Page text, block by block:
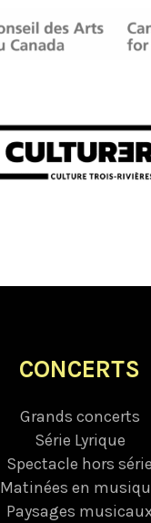
CONCERTS
Grands concerts
Série Lyrique
Spectacle hors série
Matinées en
Paysages